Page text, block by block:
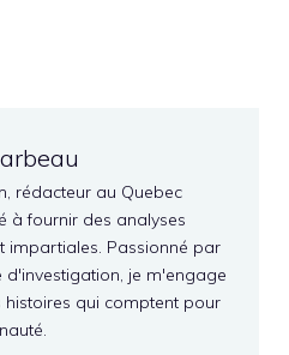
rédacteur au Quebec
à fournir des analyses
impartiales. Passionné par
d'investigation, je m'engage
histoires qui comptent pour